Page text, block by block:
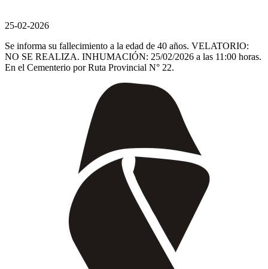
25-02-2026
Se informa su fallecimiento a la edad de 40 años. VELATORIO:
NO SE REALIZA. INHUMACIÓN: 25/02/2026 a las 11:00 horas.
En el Cementerio por Ruta Provincial N° 22.